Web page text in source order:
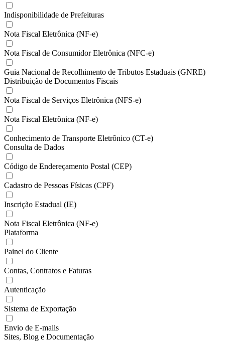
Indisponibilidade de Prefeituras
Nota Fiscal Eletrônica (NF-e)
Nota Fiscal de Consumidor Eletrônica (NFC-e)
Guia Nacional de Recolhimento de Tributos Estaduais (GNRE)
Distribuição de Documentos Fiscais
Nota Fiscal de Serviços Eletrônica (NFS-e)
Nota Fiscal Eletrônica (NF-e)
Conhecimento de Transporte Eletrônico (CT-e)
Consulta de Dados
Código de Endereçamento Postal (CEP)
Cadastro de Pessoas Físicas (CPF)
Inscrição Estadual (IE)
Nota Fiscal Eletrônica (NF-e)
Plataforma
Painel do Cliente
Contas, Contratos e Faturas
Autenticação
Sistema de Exportação
Envio de E-mails
Sites, Blog e Documentação